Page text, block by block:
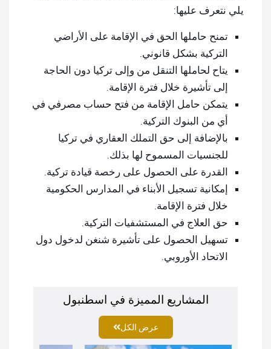
يلي نتعرف عليها:
تمنح حاملها الحق في الإقامة على الأراضي
التركية بشكل قانوني.
يتاح لحاملها التنقل من وإلى تركيا دون الحاجة
إلى تأشيرة خلال فترة الإقامة.
يتمكن حامل الإقامة من فتح حساب مصرفي في
أي من البنوك التركية.
بالإضافة إلى حق التملك العقاري في تركيا
للجنسيات المسموح لها بذلك.
القدرة على الحصول على رخصة قيادة تركية.
إمكانية تسجيل الأبناء في المدارس الحكومية
خلال فترة الإقامة.
حق العلاج في المستشفيات التركية.
تسهيل الحصول على تأشيرة شنغن لدخول دول
الاتحاد الأوروبي.
المشاريع المميزة في اسطنبول
عرض الكل